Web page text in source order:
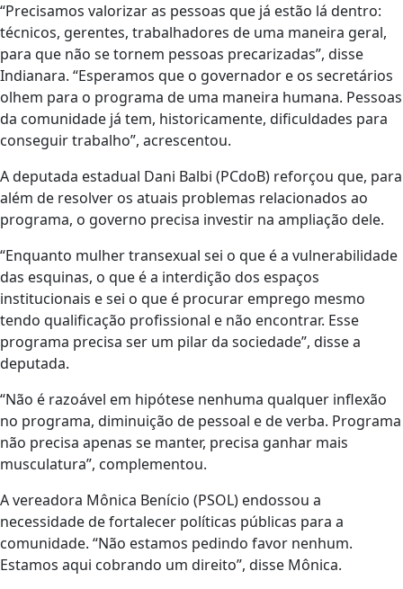
“Precisamos valorizar as pessoas que já estão lá dentro:
técnicos, gerentes, trabalhadores de uma maneira geral,
para que não se tornem pessoas precarizadas”, disse
Indianara. “Esperamos que o governador e os secretários
olhem para o programa de uma maneira humana. Pessoas
da comunidade já tem, historicamente, dificuldades para
conseguir trabalho”, acrescentou.
A deputada estadual Dani Balbi (PCdoB) reforçou que, para
além de resolver os atuais problemas relacionados ao
programa, o governo precisa investir na ampliação dele.
“Enquanto mulher transexual sei o que é a vulnerabilidade
das esquinas, o que é a interdição dos espaços
institucionais e sei o que é procurar emprego mesmo
tendo qualificação profissional e não encontrar. Esse
programa precisa ser um pilar da sociedade”, disse a
deputada.
“Não é razoável em hipótese nenhuma qualquer inflexão
no programa, diminuição de pessoal e de verba. Programa
não precisa apenas se manter, precisa ganhar mais
musculatura”, complementou.
A vereadora Mônica Benício (PSOL) endossou a
necessidade de fortalecer políticas públicas para a
comunidade. “Não estamos pedindo favor nenhum.
Estamos aqui cobrando um direito”, disse Mônica.